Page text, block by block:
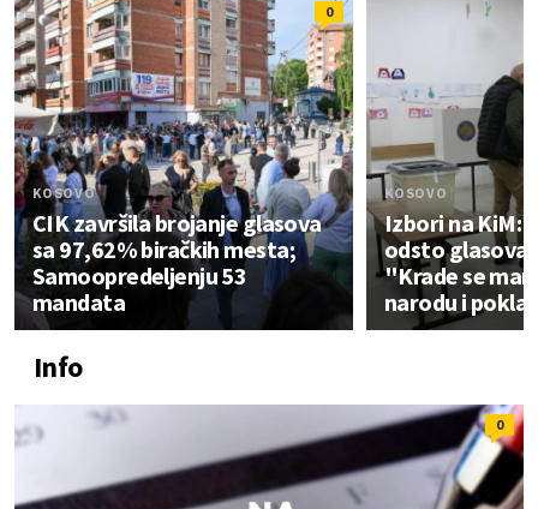
0
KOSOVO
CIK završila brojanje glasova
sa 97,62% biračkih mesta;
Samoopredeljenju 53
mandata
KOSOVO
Izbori na KiM:
odsto
"Krade se
narodu i
Info
0